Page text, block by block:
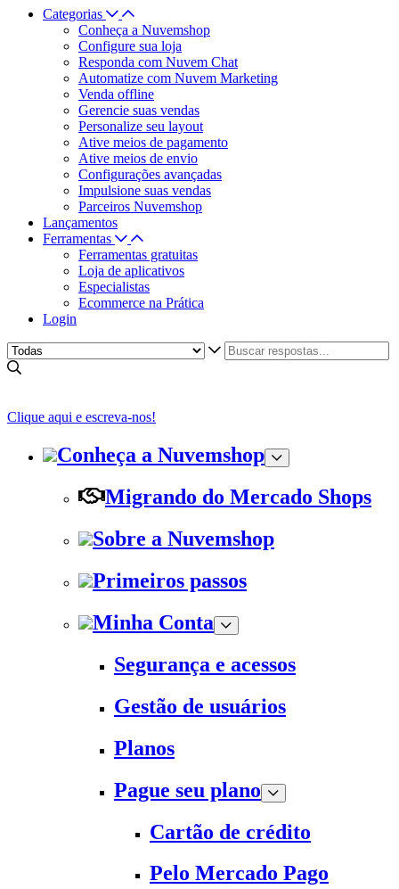
Categorias
Conheça a Nuvemshop
Configure sua loja
Responda com Nuvem Chat
Automatize com Nuvem Marketing
Venda offline
Gerencie suas vendas
Personalize seu layout
Ative meios de pagamento
Ative meios de envio
Configurações avançadas
Impulsione suas vendas
Parceiros Nuvemshop
Lançamentos
Ferramentas
Ferramentas gratuitas
Loja de aplicativos
Especialistas
Ecommerce na Prática
Login
Clique aqui e escreva-nos!
Conheça a Nuvemshop
Migrando do Mercado Shops
Sobre a Nuvemshop
Primeiros passos
Minha Conta
Segurança e acessos
Gestão de usuários
Planos
Pague seu plano
Cartão de crédito
Pelo Mercado Pago